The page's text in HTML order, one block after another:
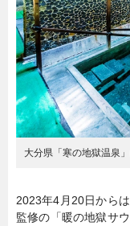
大分県「寒の地獄温泉
2023年4月20日から
監修の「暖の地獄サ